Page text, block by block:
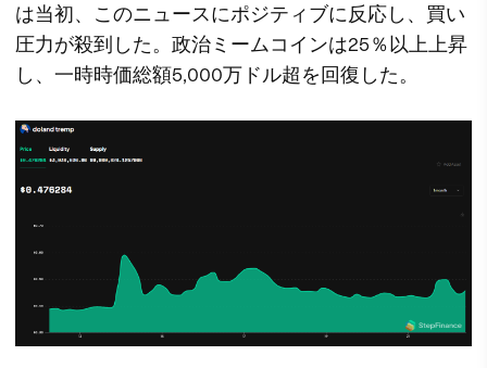
は当初、このニュースにポジティブに反応し、買い
圧力が殺到した。政治ミームコインは25％以上上昇
し、一時時価総額5,000万ドル超を回復した。